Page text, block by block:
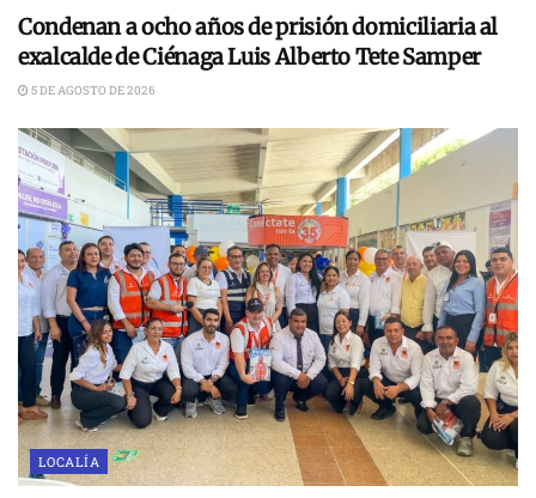
Condenan a ocho años de prisión domiciliaria al
exalcalde de Ciénaga Luis Alberto Tete Samper
5 DE AGOSTO DE 2026
LOCALÍA